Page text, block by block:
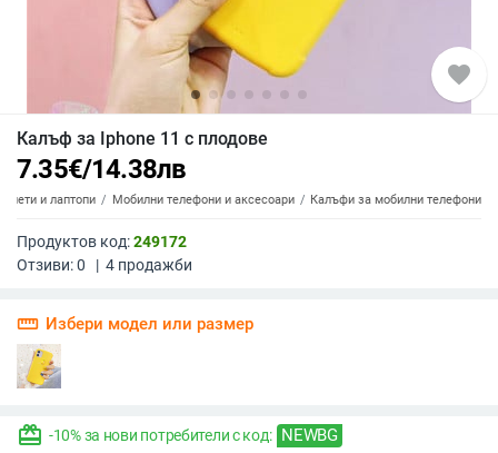
favorite
Калъф за Iphone 11 с плодове
7.35€/14.38лв
и лаптопи Мобилни телефони и аксесоари Калъфи за мобилни телефони
Продуктов код:249172
Отзиви:0 | 4 продажби
straighten Избери модел или размер
redeem -10% за нови потребители с код: NEWBG